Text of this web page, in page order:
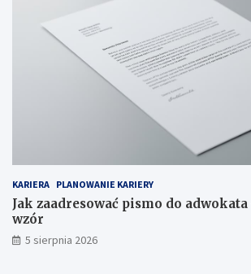
KARIERA PLANOWANIE KARIERY
Jak zaadresować pismo do
wzór
5 sierpnia 2026